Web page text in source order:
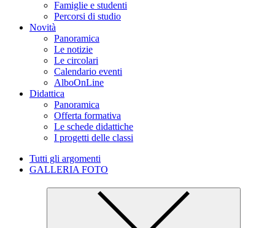
Famiglie e studenti
Percorsi di studio
Novità
Panoramica
Le notizie
Le circolari
Calendario eventi
AlboOnLine
Didattica
Panoramica
Offerta formativa
Le schede didattiche
I progetti delle classi
Tutti gli argomenti
GALLERIA FOTO